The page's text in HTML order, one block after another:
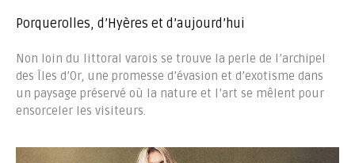
Porquerolles, d’Hyères et d’aujourd’hui
Non loin du littoral varois se trouve la perle de l’archipel
des Îles d’Or, une promesse d’évasion et d’exotisme dans
un paysage préservé où la nature et l’art se mêlent pour
ensorceler les visiteurs.